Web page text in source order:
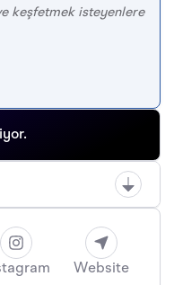
keşfetmek isteyenlere
Website